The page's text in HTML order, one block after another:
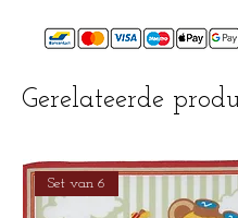
Gerelateerde
Set van 6